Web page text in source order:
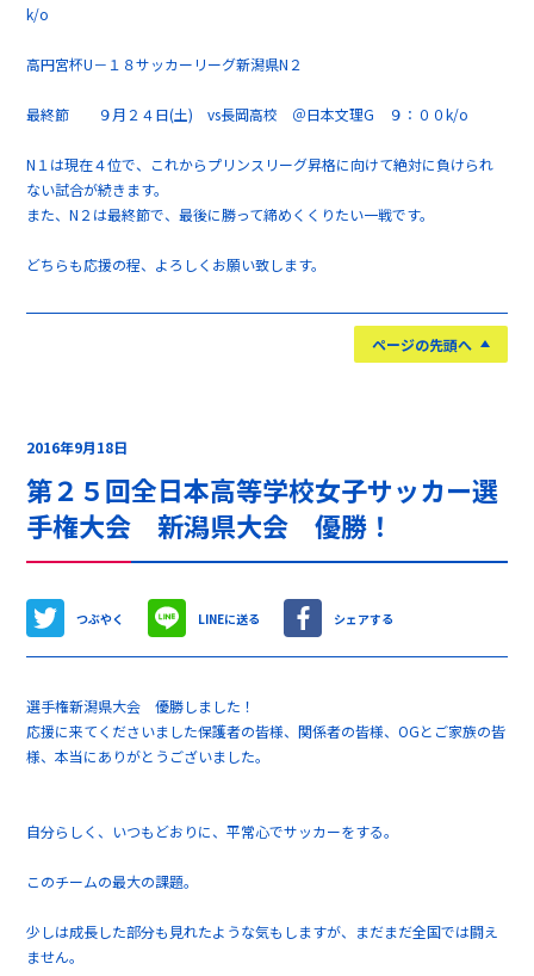
k/o
高円宮杯U－１８サッカーリーグ新潟県N２
最終節 ９月２４日(土) vs長岡高校 ＠日本文理G ９：００k/o
N１は現在４位で、これからプリンスリーグ昇格に向けて絶対に負けられ
ない試合が続きます。
また、N２は最終節で、最後に勝って締めくくりたい一戦です。
どちらも応援の程、よろしくお願い致します。
ページの先頭へ
2016年9月18日
第２５回全日本高等学校女子サッカー選
手権大会 新潟県大会 優勝！
つぶやく LINEに送る シェアする
選手権新潟県大会 優勝しました！
応援に来てくださいました保護者の皆様、関係者の皆様、OGとご家族の皆
様、本当にありがとうございました。
自分らしく、いつもどおりに、平常心でサッカーをする。
このチームの最大の課題。
少しは成長した部分も見れたような気もしますが、まだまだ全国では闘え
ません。